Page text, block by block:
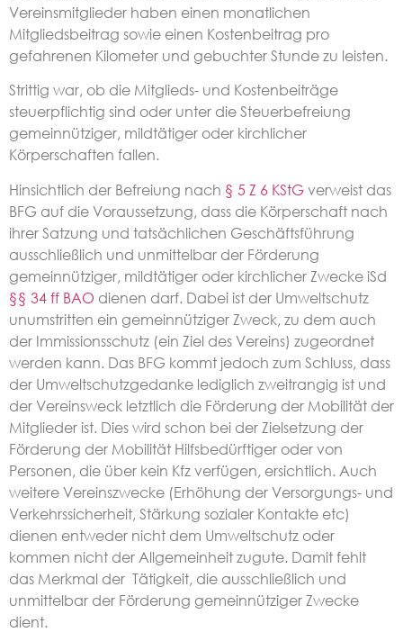
Vereinsmitglieder haben einen monatlichen
Mitgliedsbeitrag sowie einen Kostenbeitrag pro
gefahrenen Kilometer und gebuchter Stunde zu leisten.
Strittig war, ob die Mitglieds- und Kostenbeiträge
steuerpflichtig sind oder unter die Steuerbefreiung
gemeinnütziger, mildtätiger oder kirchlicher
Körperschaften fallen.
Hinsichtlich der Befreiung nach § 5 Z 6 KStGverweist das
BFG auf die Voraussetzung, dass die Körperschaft nach
ihrer Satzung und tatsächlichen Geschäftsführung
ausschließlich und unmittelbar der Förderung
gemeinnütziger, mildtätiger oder kirchlicher Zwecke iSd
§§ 34 ff BAO dienen darf. Dabei ist der Umweltschutz
unumstritten ein gemeinnütziger Zweck, zu dem auch
der Immissionsschutz (ein Ziel des Vereins) zugeordnet
werden kann. Das BFG kommt jedoch zum Schluss, dass
der Umweltschutzgedanke lediglich zweitrangig ist und
der Vereinsweck letztlich die Förderung der Mobilität der
Mitglieder ist. Dies wird schon bei der Zielsetzung der
Förderung der Mobilität Hilfsbedürftiger oder von
Personen, die über kein Kfz verfügen, ersichtlich. Auch
weitere Vereinszwecke (Erhöhung der Versorgungs- und
Verkehrssicherheit, Stärkung sozialer Kontakte etc)
dienen entweder nicht dem Umweltschutz oder
kommen nicht der Allgemeinheit zugute. Damit fehlt
das Merkmal der Tätigkeit, die ausschließlich und
unmittelbar der Förderung gemeinnütziger Zwecke
dient.